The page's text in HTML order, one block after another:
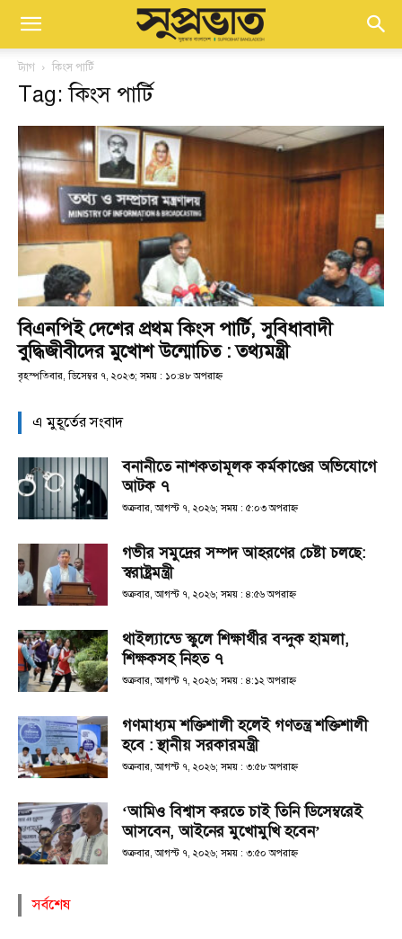
ট্যাগ কিংস পার্টি
Tag: কিংস পার্টি
বিএনপিই দেশের প্রথম কিংস পার্টি, সুবিধাবাদী
বুদ্ধিজীবীদের মুখোশ উন্মোচিত : তথ্যমন্ত্রী
বৃহস্পতিবার, ডিসেম্বর ৭, ২০২৩; সময় : ১০:৪৮ অপরাহ্ণ
এ মুহূর্তের সংবাদ
বনানীতে নাশকতামূলক কর্মকাণ্ডের অভিযোগে
আটক ৭
শুক্রবার, আগস্ট ৭, ২০২৬; সময় : ৫:০৩ অপরাহ্ণ
গভীর সমুদ্রের সম্পদ আহরণের চেষ্টা চলছে:
স্বরাষ্ট্রমন্ত্রী
শুক্রবার, আগস্ট ৭, ২০২৬; সময় : ৪:৫৬ অপরাহ্ণ
থাইল্যান্ডে স্কুলে শিক্ষার্থীর বন্দুক হামলা,
শিক্ষকসহ নিহত ৭
শুক্রবার, আগস্ট ৭, ২০২৬; সময় : ৪:১২ অপরাহ্ণ
গণমাধ্যম শক্তিশালী হলেই গণতন্ত্র শক্তিশালী
হবে : স্থানীয় সরকারমন্ত্রী
শুক্রবার, আগস্ট ৭, ২০২৬; সময় : ৩:৫৮ অপরাহ্ণ
‘আমিও বিশ্বাস করতে চাই তিনি ডিসেম্বরেই
আসবেন, আইনের মুখোমুখি হবেন’
শুক্রবার, আগস্ট ৭, ২০২৬; সময় : ৩:৫০ অপরাহ্ণ
সর্বশেষ